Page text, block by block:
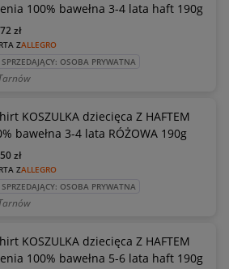
100% bawełna 3-4 lata haft 190g
ZALLEGRO
zł
SPRZEDAJĄCY: OSOBA PRYWATNA
KOSZULKA dziecięca Z HAFTEM
bawełna 3-4 lata RÓŻOWA 190g
ZALLEGRO
zł
SPRZEDAJĄCY: OSOBA PRYWATNA
KOSZULKA dziecięca Z HAFTEM
100% bawełna 5-6 lata haft 190g